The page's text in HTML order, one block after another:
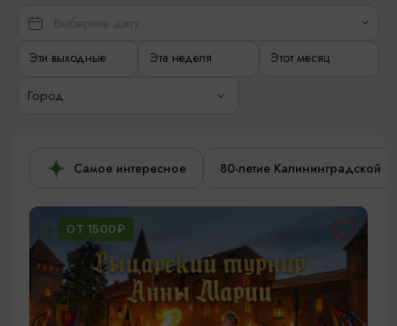
Эти выходные Эта неделя Этот месяц
Город
Самое интересное 80-летие Калининградской
ОТ 1500₽